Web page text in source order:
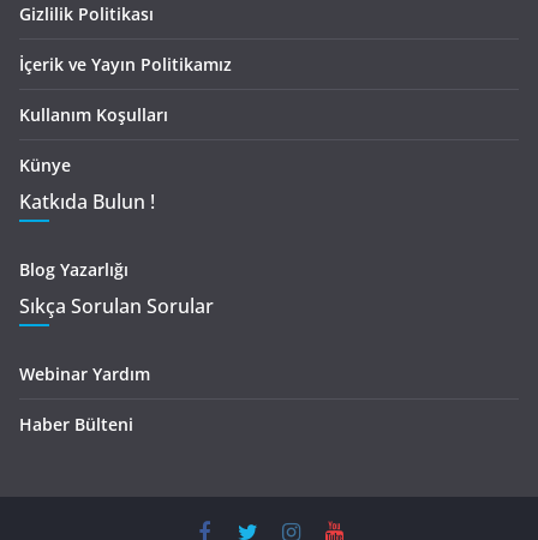
Gizlilik Politikası
İçerik ve Yayın Politikamız
Kullanım Koşulları
Künye
Katkıda Bulun !
Blog Yazarlığı
Sıkça Sorulan Sorular
Webinar Yardım
Haber Bülteni